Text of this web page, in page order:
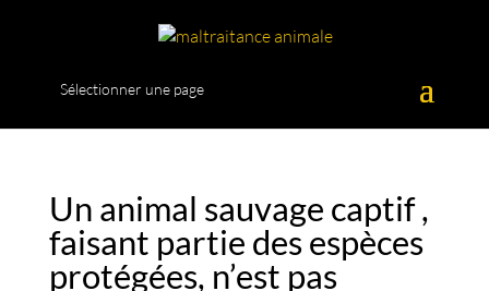
Sélectionner une page
Un animal sauvage captif ,
faisant partie des espèces
protégées, n’est pas